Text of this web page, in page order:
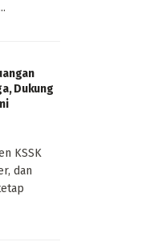
Dukung
KSSK
dan